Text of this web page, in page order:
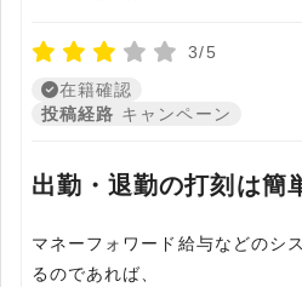
3/5
在籍確認
投稿経路 キャンペーン
出勤・退勤の打刻は簡
マネーフォワード給与などのシ
るのであれば、